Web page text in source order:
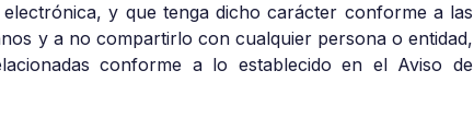
y que tenga dicho carácter conforme a las
y a no compartirlo con cualquier persona o entidad,
conforme a lo establecido en el Aviso de